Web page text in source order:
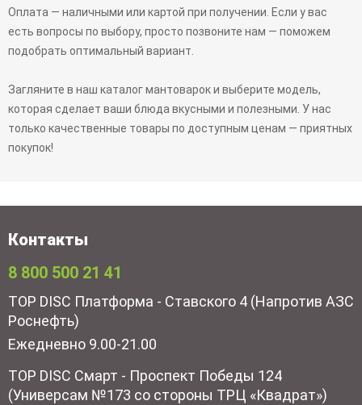
Оплата — наличными или картой при получении. Если у вас
есть вопросы по выбору, просто позвоните нам — поможем
подобрать оптимальный вариант.
Загляните в наш каталог мантоварок и выберите модель,
которая сделает ваши блюда вкусными и полезными. У нас
только качественные товары по доступным ценам — приятных
покупок!
Контакты
8 800 500 21 41
TOP DISC Платформа - Ставского 4 (Напротив АЗС
Роснефть)
Ежедневно 9.00-21.00
TOP DISC Смарт - Проспект Победы 124
(Универсам №173 со стороны ТРЦ «Квадрат»)